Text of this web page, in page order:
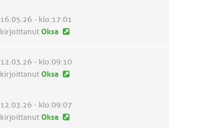
i
e
i
n
i
e
i
16.05.26 - klo:17:01
kirjoittanut Oksa
U
n
i
e
12.03.26 - klo:09:10
kirjoittanut Oksa
U
i
n
12.03.26 - klo:09:07
kirjoittanut Oksa
U